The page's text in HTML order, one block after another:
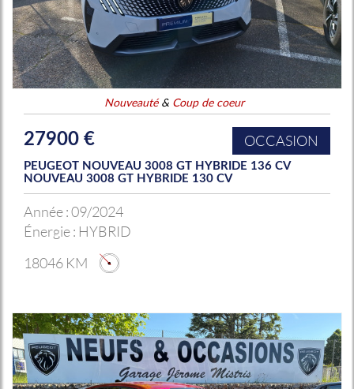
Nouveauté& Coup de coeur
27900 € OCCASION
PEUGEOT NOUVEAU 3008 GT HYBRIDE 136 CV
NOUVEAU 3008 GT HYBRIDE 130 CV
Année :09/2024
Énergie : HYBRID
18046 KM